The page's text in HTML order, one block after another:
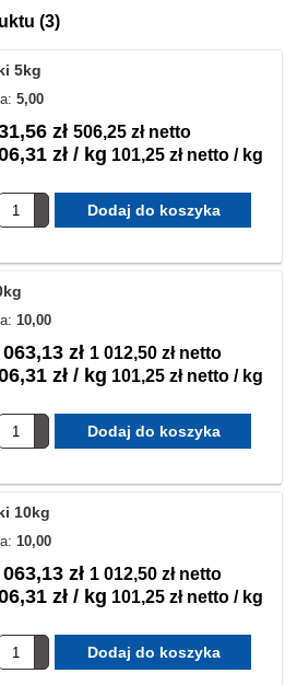
(3)
5kg
5,00
zł 506,25 zł netto
zł / kg 101,25 zł netto / kg
10,00
zł 1 012,50 zł netto
zł / kg 101,25 zł netto / kg
10kg
10,00
zł 1 012,50 zł netto
zł / kg 101,25 zł netto / kg